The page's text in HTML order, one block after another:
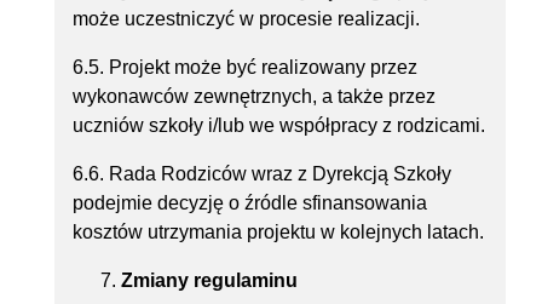
może uczestniczyć w procesie realizacji.
6.5. Projekt może być realizowany przez
wykonawców zewnętrznych, a także przez
uczniów szkoły i/lub we współpracy z rodzicami.
6.6. Rada Rodziców wraz z Dyrekcją Szkoły
podejmie decyzję o źródle sfinansowania
kosztów utrzymania projektu w kolejnych latach.
Zmiany regulaminu